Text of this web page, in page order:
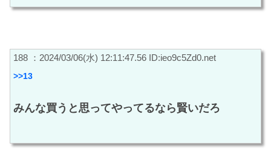
188 ：2024/03/06(水) 12:11:47.56 ID:ieo9c5Zd0.net
>>13
みんな買うと思ってやってるなら賢いだろ